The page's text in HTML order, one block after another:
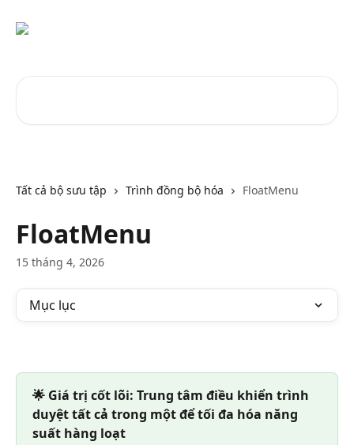
Tất cả bộ sưu tập Trình đồng bộ hóa FloatMenu
FloatMenu
15 tháng 4, 2026
Mục lục
🌟 Giá trị cốt lõi: Trung tâm điều khiển trình
duyệt tất cả trong một để tối đa hóa năng
suất hàng loạt